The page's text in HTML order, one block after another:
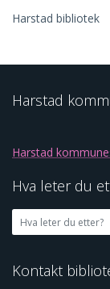
Harstad bibliotek
Harstad
Harstad
Hva leter du
Kontakt